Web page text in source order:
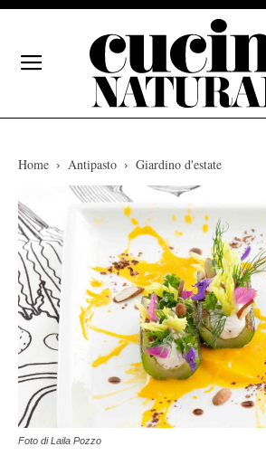
Home Antipasto Giardino d'estate
Foto di Laila Pozzo